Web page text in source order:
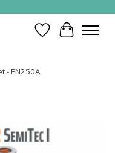
Verlanglijst
- EN250A
Items